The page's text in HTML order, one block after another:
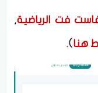
فت الرياضية,
هنا).